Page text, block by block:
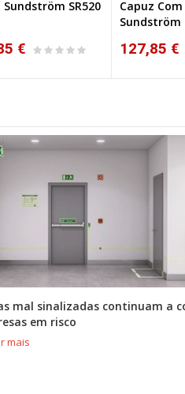
Sundström SR520
€
Capuz
Sundström
127,85 €
mal sinalizadas continuam a
em risco
mais